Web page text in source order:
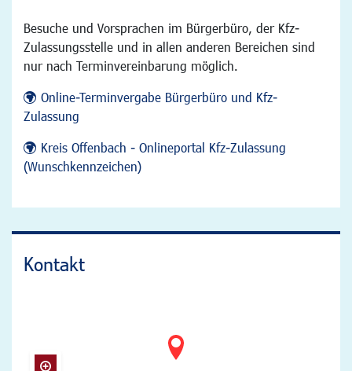
Besuche und Vorsprachen im Bürgerbüro, der Kfz-
Zulassungsstelle und in allen anderen Bereichen sind
nur nach Terminvereinbarung möglich.
Online-Terminvergabe Bürgerbüro und Kfz-
Zulassung
Kreis Offenbach - Onlineportal Kfz-Zulassung
(Wunschkennzeichen)
Kontakt